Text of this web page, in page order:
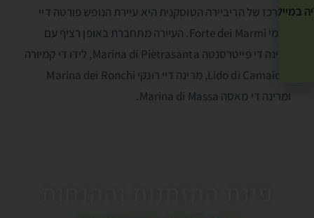
המרכז של הריביירה הטוסקנית היא עיירת הנופש פורטה דיי
מרמי Forte dei Marmi. העיירה מתחברת באופן רציף עם
מרינה די פייטרסנטה Marina di Pietrasanta, לידו די קמיורה
Lido di Camaiore, מרינה דיי רונקי Marina dei Ronchi
ומרינה די מאסה Marina di Massa.
במייל שלך! »